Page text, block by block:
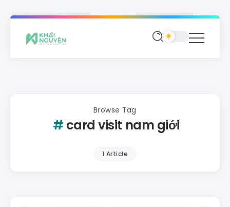
Browse Tag
card visit nam giới
1 Article